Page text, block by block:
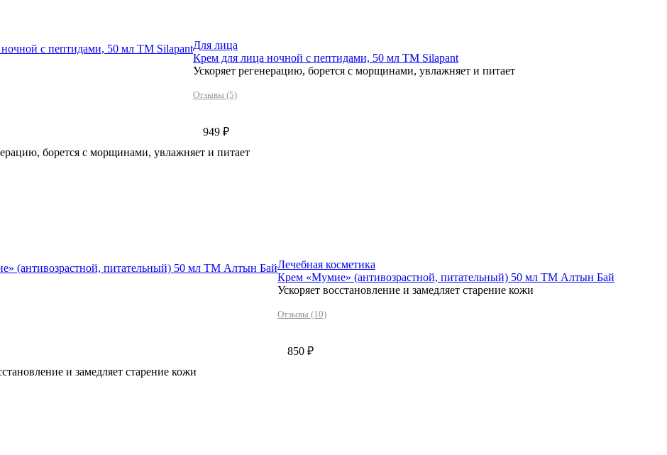
с пептидами, 50 мл ТМ SilapantДля лица
Крем для лица ночной с пептидами, 50 мл ТМ Silapant
Ускоряет регенерацию, борется с морщинами, увлажняет и питает
Отзывы (5)
949 ₽
борется с морщинами, увлажняет и питает
(антивозрастной, питательный) 50 мл ТМ Алтын БайЛечебная косметика
Крем «Мумие» (антивозрастной, питательный) 50 мл ТМ Алтын Бай
Ускоряет восстановление и замедляет старение кожи
Отзывы (10)
850 ₽
и замедляет старение кожи